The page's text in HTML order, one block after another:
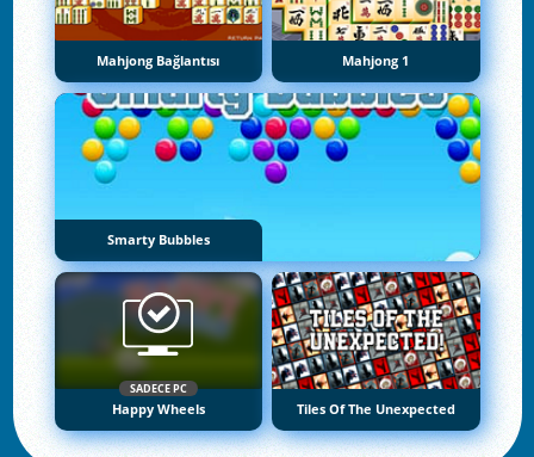
Mahjong Bağlantısı Mahjong 1
Smarty Bubbles
SADECE PC
Happy Wheels Tiles Of The Unexpected